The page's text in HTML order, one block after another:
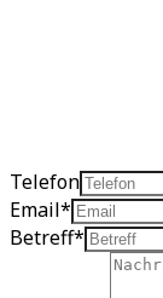
Telefon
Email*
Betreff*